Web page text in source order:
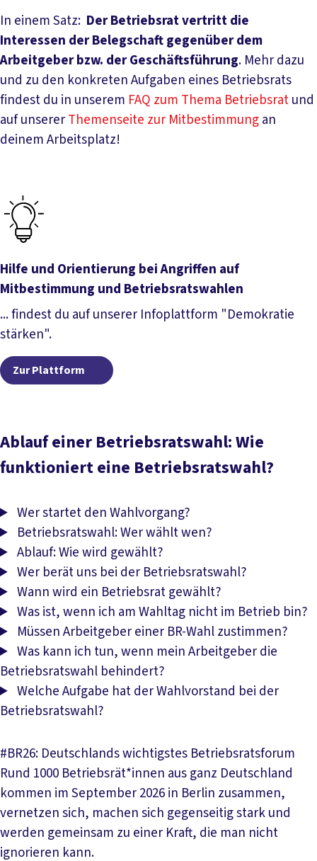
In einem Satz: Der Betriebsrat vertritt die
Interessen der Belegschaft gegenüber dem
Arbeitgeber bzw. der Geschäftsführung. Mehr dazu
und zu den konkreten Aufgaben eines Betriebsrats
findest du in unserem FAQ zum Thema Betriebsratund
auf unsererThemenseite zur Mitbestimmungan
deinem Arbeitsplatz!
Hilfe und Orientierung bei Angriffen auf
Mitbestimmung und Betriebsratswahlen
... findest du auf unserer Infoplattform "Demokratie
stärken".
Zur Plattform
Ablauf einer Betriebsratswahl: Wie
funktioniert eine Betriebsratswahl?
Wer startet den Wahlvorgang?
Betriebsratswahl: Wer wählt wen?
Ablauf: Wie wird gewählt?
Wer berät uns bei der Betriebsratswahl?
Wann wird ein Betriebsrat gewählt?
Was ist, wenn ich am Wahltag nicht im Betrieb bin?
Müssen Arbeitgeber einer BR-Wahl zustimmen?
Was kann ich tun, wenn mein Arbeitgeber die
Betriebsratswahl behindert?
Welche Aufgabe hat der Wahlvorstand bei der
Betriebsratswahl?
#BR26: Deutschlands wichtigstes Betriebsratsforum
Rund 1000 Betriebsrät*innen aus ganz Deutschland
kommen im September 2026 in Berlin zusammen,
vernetzen sich, machen sich gegenseitig stark und
werden gemeinsam zu einer Kraft, die man nicht
ignorieren kann.